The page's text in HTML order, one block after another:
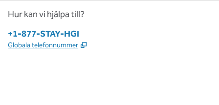
Hur kan vi hjälpa till?
Telefon:
+1-877-STAY-HGI
Globala telefonnummer ,